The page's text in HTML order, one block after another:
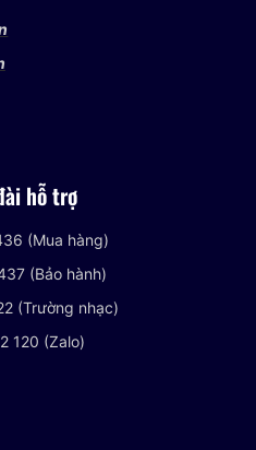
hỗ trợ
(Mua hàng)
(Bảo hành)
(Trường nhạc)
120 (Zalo)